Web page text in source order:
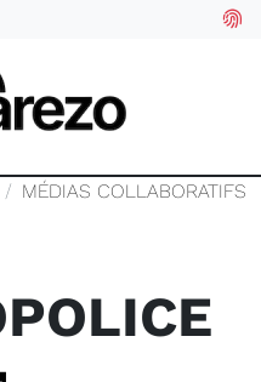
MÉDIAS COLLABORATIFS